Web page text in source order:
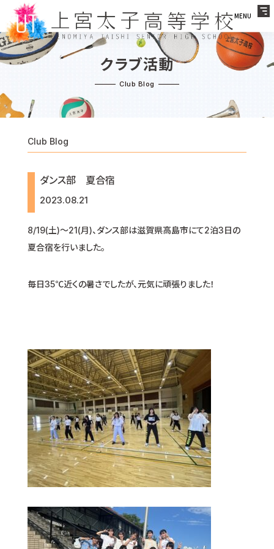
MENU
クラブ活動
Club Blog
ダンス部 夏合宿
2023.08.21
8/19(土)〜21(月)、ダンス部は滋賀県高島市にて2泊3日の
夏合宿を行いました。
毎日35℃近くの暑さでしたが、元気に頑張りました！